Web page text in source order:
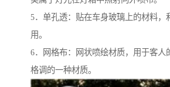
5．单孔透：贴在车身玻璃上的材料，
用。
6．网格布：网状喷绘材质，用于客人
格调的一种材质。